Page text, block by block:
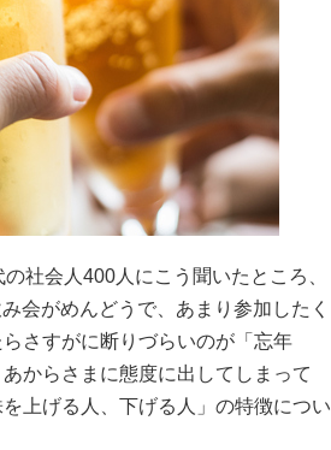
社会人400人にこう聞いたところ、
会がめんどうで、あまり参加したく
さすがに断りづらいのが「忘年
からさまに態度に出してしまって
上げる人、下げる人」の特徴につい